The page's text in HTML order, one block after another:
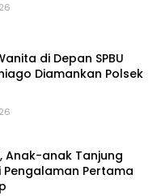
di Depan SPBU
Diamankan Polsek
Anak-anak Tanjung
Pertama